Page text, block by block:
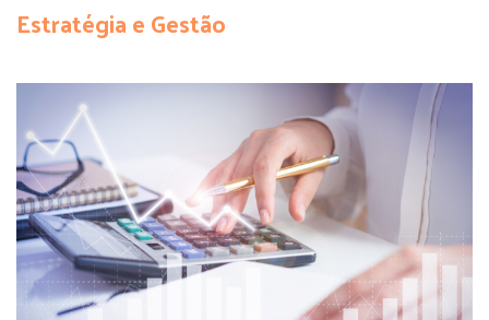
Estratégia e Gestão